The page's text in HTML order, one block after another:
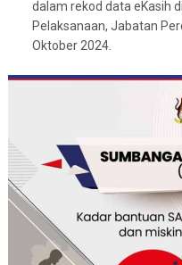
dalam rekod data eKasih
Pelaksanaan, Jabatan
Oktober 2024.